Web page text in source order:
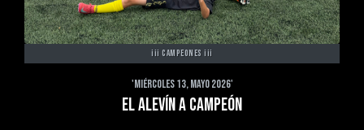
¡¡¡ CAMPEONES ¡¡¡
'MIÉRCOLES 13, MAYO 2026'
EL ALEVÍN A CAMPEÓN